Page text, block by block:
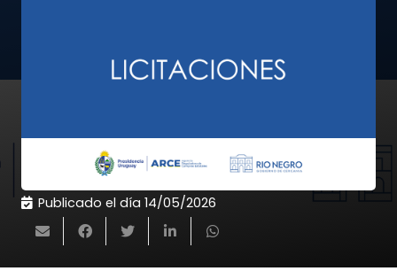
Publicado el día 14/05/2026